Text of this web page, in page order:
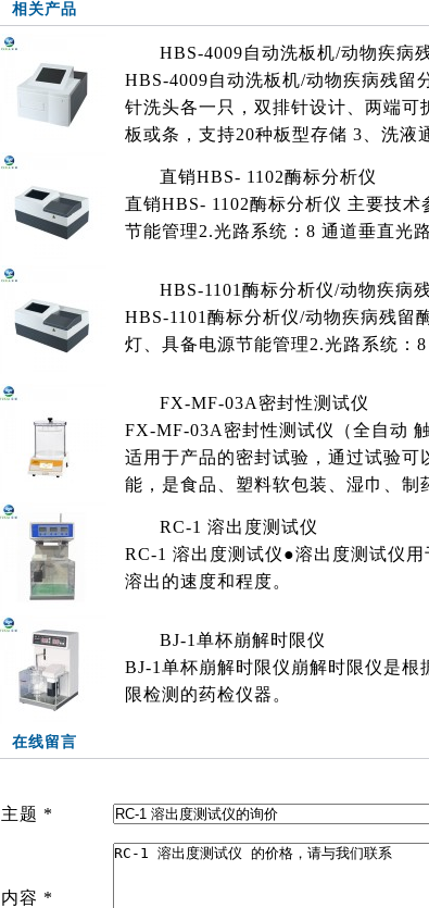
相关产品
HBS-4009自动洗板机/动物疾病
HBS-4009自动洗板机/动物疾病残
针洗头各一只，双排针设计、两端
板或条，支持20种板型存储 3、洗液
直销HBS- 1102酶标分析仪
直销HBS- 1102酶标分析仪 主要技
节能管理2.光路系统：8 通道垂直光
HBS-1101酶标分析仪/动物疾病
HBS-1101酶标分析仪/动物疾病残留
灯、具备电源节能管理2.光路系统：
FX-MF-03A密封性测试仪
FX-MF-03A密封性测试仪（全自动
适用于产品的密封试验，通过试验
能，是食品、塑料软包装、湿巾、制
RC-1 溶出度测试仪
RC-1 溶出度测试仪●溶出度测试仪
溶出的速度和程度。
BJ-1单杯崩解时限仪
BJ-1单杯崩解时限仪崩解时限仪是
限检测的药检仪器。
在线留言
主题 *
内容 *